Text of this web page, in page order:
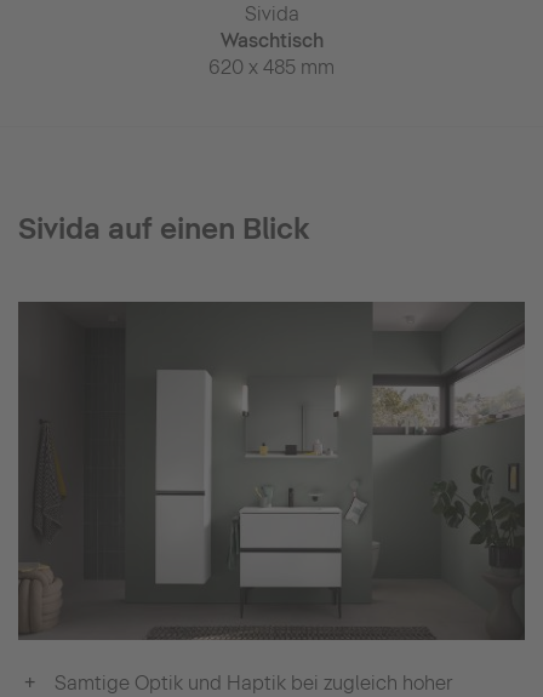
Sivida
Waschtisch
620 x 485 mm
Sivida auf einen Blick
Samtige Optik und Haptik bei zugleich hoher